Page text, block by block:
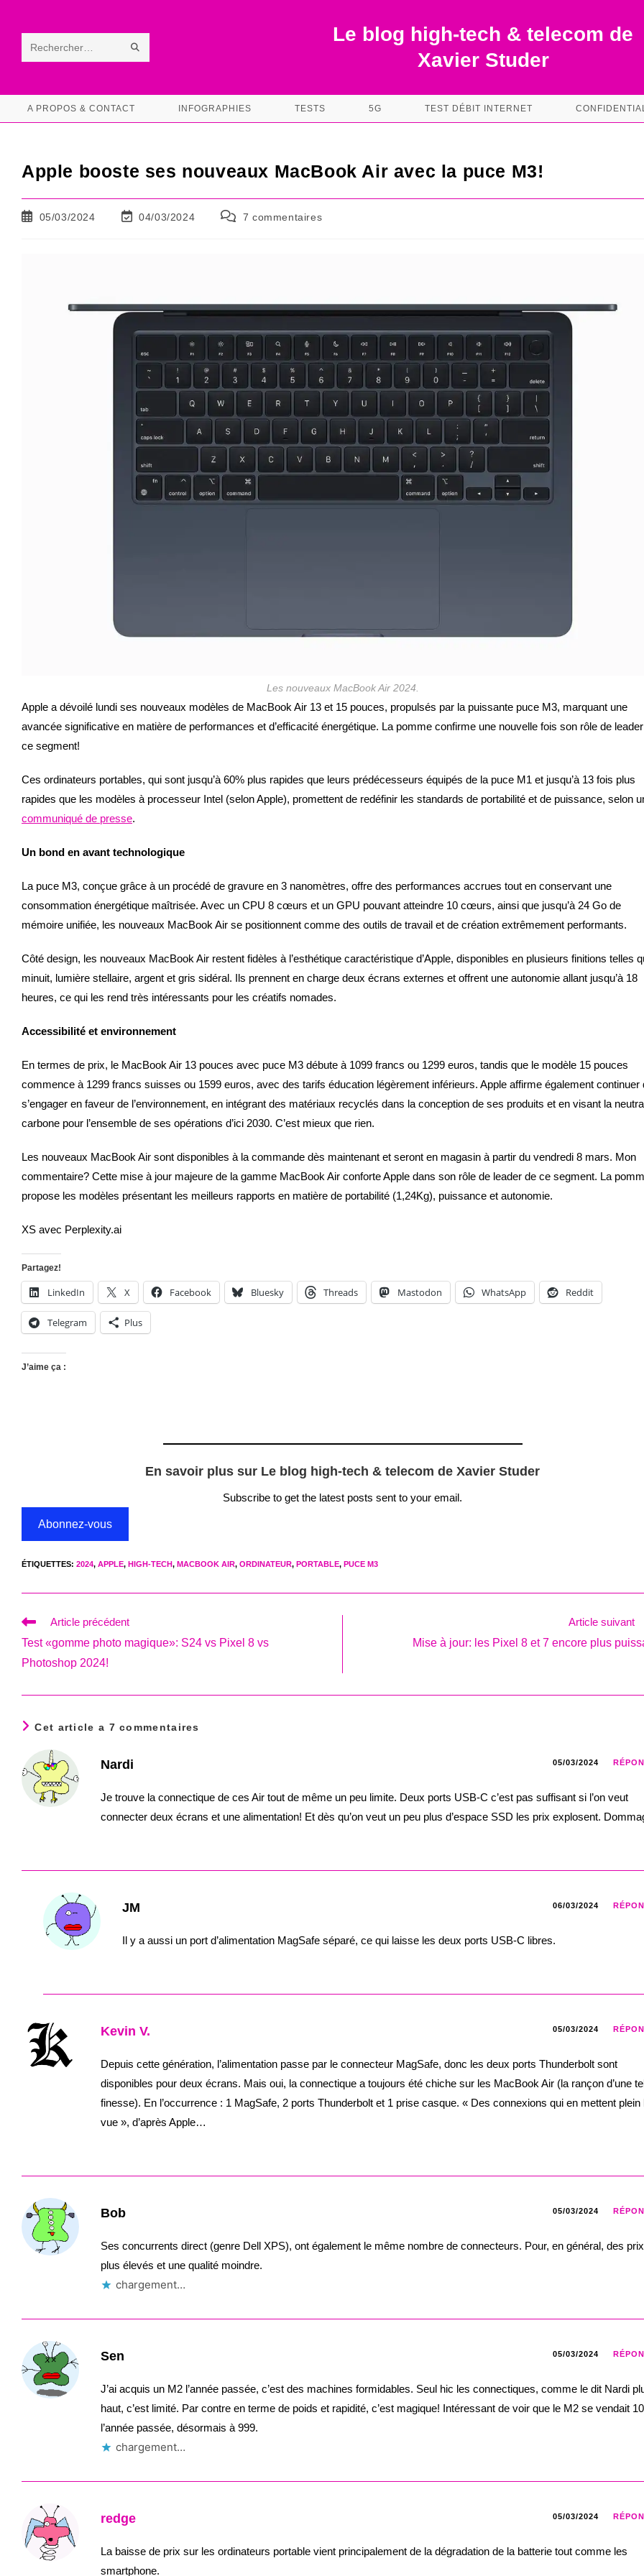
contentRechercher
ce RECHERCHE
Le blog high-tech & telecom de
Xavier Studer
A PROPOS & CONTACT INFOGRAPHIES TESTS 5G TEST DÉBIT INTERNET
Apple booste ses nouveaux MacBook Air avec la puce M3!
Publication
05/03/2024
Dernière
04/03/2024
Commentaires
7 commentaires
Les nouveaux MacBook Air 2024.
Apple a dévoilé lundi ses nouveaux modèles de MacBook Air 13 et 15 pouces, propulsés par la puissante puce M3, marquant une
avancée significative en matière de performances et d’efficacité énergétique. La pomme confirme une nouvelle fois son rôle de
ce segment!
Ces ordinateurs portables, qui sont jusqu’à 60% plus rapides que leurs prédécesseurs équipés de la puce M1 et jusqu’à 13 fois plus
rapides que les modèles à processeur Intel (selon Apple), promettent de redéfinir les standards de portabilité et de puissance, selon
communiqué de presse.
Un bond en avant technologique
La puce M3, conçue grâce à un procédé de gravure en 3 nanomètres, offre des performances accrues tout en conservant une
consommation énergétique maîtrisée. Avec un CPU 8 cœurs et un GPU pouvant atteindre 10 cœurs, ainsi que jusqu’à 24 Go de
mémoire unifiée, les nouveaux MacBook Air se positionnent comme des outils de travail et de création extrêmement performants.
Côté design, les nouveaux MacBook Air restent fidèles à l’esthétique caractéristique d’Apple, disponibles en plusieurs finitions telles
minuit, lumière stellaire, argent et gris sidéral. Ils prennent en charge deux écrans externes et offrent une autonomie allant jusqu’à 18
heures, ce qui les rend très intéressants pour les créatifs nomades.
Accessibilité et environnement
En termes de prix, le MacBook Air 13 pouces avec puce M3 débute à 1099 francs ou 1299 euros, tandis que le modèle 15 pouces
commence à 1299 francs suisses ou 1599 euros, avec des tarifs éducation légèrement inférieurs. Apple affirme également continuer
s’engager en faveur de l’environnement, en intégrant des matériaux recyclés dans la conception de ses produits et en visant la
carbone pour l’ensemble de ses opérations d’ici 2030. C’est mieux que rien.
Les nouveaux MacBook Air sont disponibles à la commande dès maintenant et seront en magasin à partir du vendredi 8 mars. Mon
commentaire? Cette mise à jour majeure de la gamme MacBook Air conforte Apple dans son rôle de leader de ce segment. La
propose les modèles présentant les meilleurs rapports en matière de portabilité (1,24Kg), puissance et autonomie.
XS avec Perplexity.ai
Partagez!
LinkedIn X Facebook Bluesky Threads Mastodon WhatsApp Reddit
Telegram Plus
J’aime ça :
En savoir plus sur Le blog high-tech & telecom de Xavier Studer
Subscribe to get the latest posts sent to your email.
Abonnez-vous
ÉTIQUETTES: 2024, APPLE, HIGH-TECH, MACBOOK AIR, ORDINATEUR, PORTABLE, PUCE M3
Read
articles
Article précédent
Test «gomme photo magique»: S24 vs Pixel 8 vs
Photoshop 2024!
Article suivant
Mise à jour: les Pixel 8 et 7 encore plus
Cet article a 7 commentaires
Nardi 05/03/2024
Je trouve la connectique de ces Air tout de même un peu limite. Deux ports USB-C c’est pas suffisant si l’on veut
connecter deux écrans et une alimentation! Et dès qu’on veut un peu plus d’espace SSD les prix explosent.
JM 06/03/2024
Il y a aussi un port d’alimentation MagSafe séparé, ce qui laisse les deux ports USB-C libres.
Kevin V. 05/03/2024
Depuis cette génération, l’alimentation passe par le connecteur MagSafe, donc les deux ports Thunderbolt sont
disponibles pour deux écrans. Mais oui, la connectique a toujours été chiche sur les MacBook Air (la rançon d’une
finesse). En l’occurrence : 1 MagSafe, 2 ports Thunderbolt et 1 prise casque. « Des connexions qui en mettent plein
vue », d’après Apple…
Bob 05/03/2024
Ses concurrents direct (genre Dell XPS), ont également le même nombre de connecteurs. Pour, en général, des prix
plus élevés et une qualité moindre.
chargement…
Sen 05/03/2024
J’ai acquis un M2 l’année passée, c’est des machines formidables. Seul hic les connectiques, comme le dit Nardi
haut, c’est limité. Par contre en terme de poids et rapidité, c’est magique! Intéressant de voir que le M2 se vendait
l’année passée, désormais à 999.
chargement…
redge 05/03/2024
La baisse de prix sur les ordinateurs portable vient principalement de la dégradation de la batterie tout comme les
smartphone.